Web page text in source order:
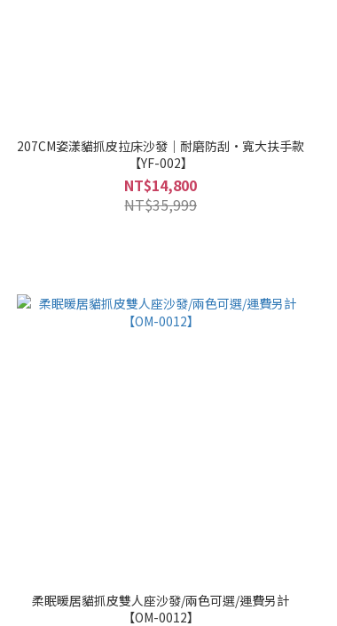
207CM姿漾貓抓皮拉床沙發｜耐磨防刮·寬大扶手款
【YF-002】
NT$14,800
NT$35,999
柔眠暖居貓抓皮雙人座沙發/兩色可選/運費另計
【OM-0012】